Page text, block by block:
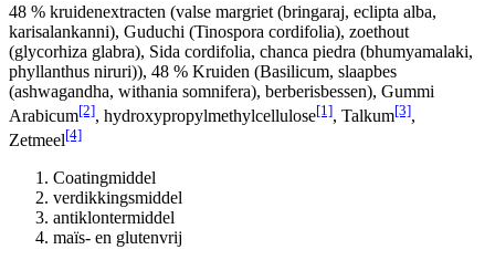
48 % kruidenextracten (valse margriet (bringaraj, eclipta alba,
karisalankanni), Guduchi (Tinospora cordifolia), zoethout
(glycorhiza glabra), Sida cordifolia, chanca piedra (bhumyamalaki,
phyllanthus niruri)), 48 % Kruiden (Basilicum, slaapbes
(ashwagandha, withania somnifera), berberisbessen), Gummi
Arabicum[2], hydroxypropylmethylcellulose[1], Talkum[3],
Zetmeel[4]
Coatingmiddel
verdikkingsmiddel
antiklontermiddel
maïs- en glutenvrij